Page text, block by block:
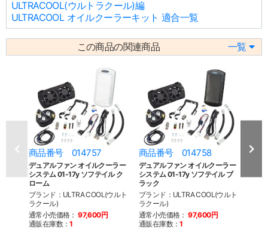
ULTRACOOL(ウルトラクール)編
ULTRACOOL オイルクーラーキット 適合一覧
この商品の関連商品 一覧
商品番号 014757
デュアルファン オイルクーラー
システム 01-17y ソフテイル ク
ローム
ブランド：ULTRA COOL(ウルト
ラクール)
通常小売価格： 97,600円
通販在庫数：1
商品番号 014758
デュアルファン オイルクーラー
システム 01-17y ソフテイル ブ
ラック
ブランド：ULTRA COOL(ウルト
ラクール)
通常小売価格： 97,600円
通販在庫数：1
商